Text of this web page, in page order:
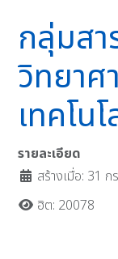
กลุ่มสา
วิทยาศ
เทคโน
รายละเอียด
สร้างเมื่อ: 31
ฮิต: 20078